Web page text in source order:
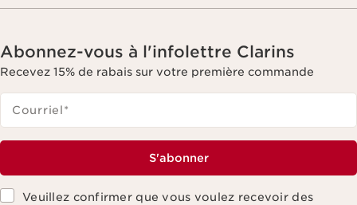
Abonnez-vous à l'infolettre Clarins
Recevez 15% de rabais sur votre première commande
Courriel*
S'abonner
Veuillez confirmer que vous voulez recevoir des